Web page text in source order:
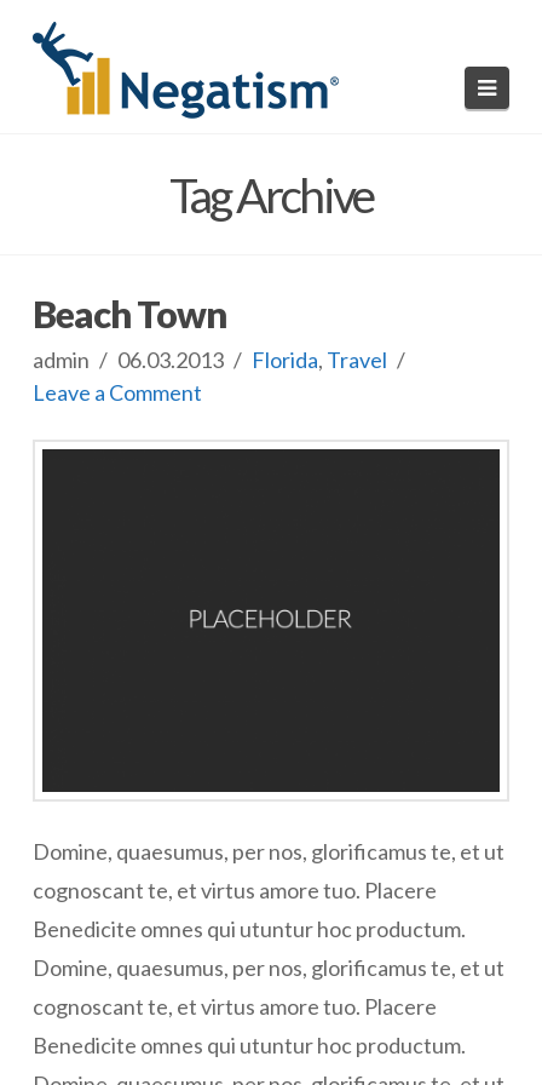
READ NEGATISMS
ABOUT US
Tag Archive
Beach Town
admin 06.03.2013 Florida, Travel
Leave a Comment
Domine, quaesumus, per nos, glorificamus te, et ut
cognoscant te, et virtus amore tuo. Placere
Benedicite omnes qui utuntur hoc productum.
Domine, quaesumus, per nos, glorificamus te, et ut
cognoscant te, et virtus amore tuo. Placere
Benedicite omnes qui utuntur hoc productum.